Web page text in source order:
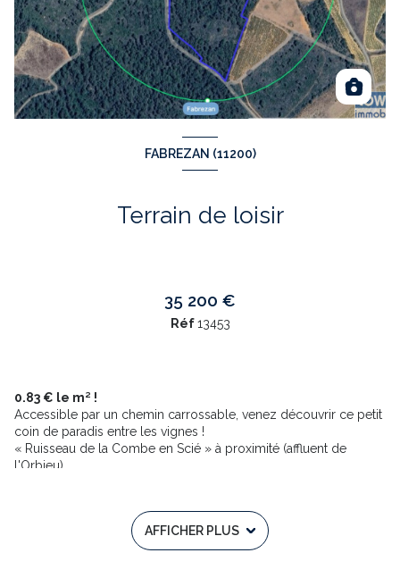
FABREZAN (11200)
Terrain de loisir
35 200 €
Réf13453
0.83 € le m² !
Accessible par un chemin carrossable, venez découvrir ce petit
coin de paradis entre les vignes !
« Ruisseau de la Combe en Scié » à proximité (affluent de
l'Orbieu).
Présence d’une ruine en pierre de 35 m² environ
Terrain non constructible situé en Zone Naturelle.
Vente suite à abandon de projet.
AFFICHER PLUS